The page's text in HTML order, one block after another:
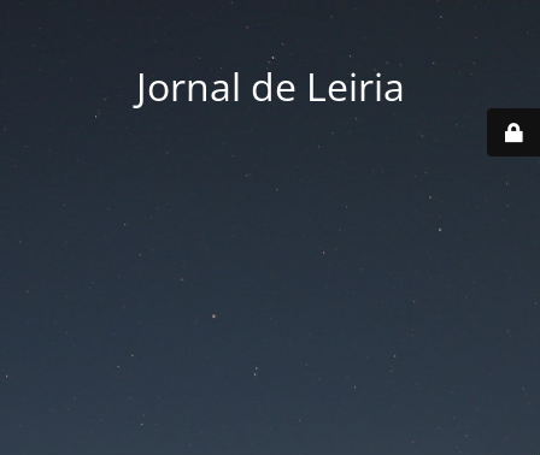
Jornal de Leiria